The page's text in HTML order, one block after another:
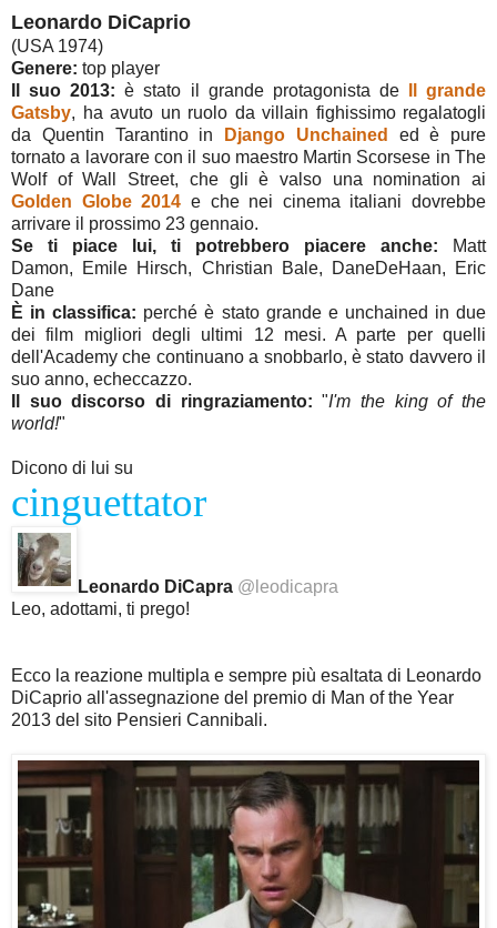
Leonardo DiCaprio
(USA 1974)
Genere: top player
Il suo 2013:è stato il grande protagonista de
Il grande
Gatsby, ha avuto un ruolo da villain fighissimo regalatogli
da Quentin Tarantino in
Django Unchained
ed è pure
tornato a lavorare con il suo maestro Martin Scorsese in The
Wolf of Wall Street, che gli è valso una nomination ai
Golden Globe 2014 e che nei cinema italiani dovrebbe
arrivare il prossimo 23 gennaio.
Se ti piace lui, ti potrebbero piacere anche: Matt
Damon, Emile Hirsch, Christian Bale, DaneDeHaan, Eric
Dane
È in classifica: perché è stato grande e unchained in due
dei film migliori degli ultimi 12 mesi. A parte per quelli
dell'Academy che continuano a snobbarlo, è stato davvero il
suo anno, echeccazzo.
Il suo discorso di ringraziamento:"I'm the king of the
world!"
Dicono di lui su
cinguettator
Leonardo DiCapra @leodicapra
Leo, adottami, ti prego!
Ecco la reazione multipla e sempre più esaltata di Leonardo
DiCaprio all'assegnazione del premio di Man of the Year
2013 del sito Pensieri Cannibali.